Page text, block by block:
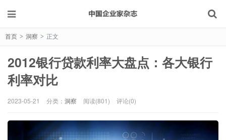
首页 > 洞察 > 正文
2012银行贷款利率大盘点：各大银行
利率对比
2023-05-21 分类： 洞察 阅读(801) 评论(0)